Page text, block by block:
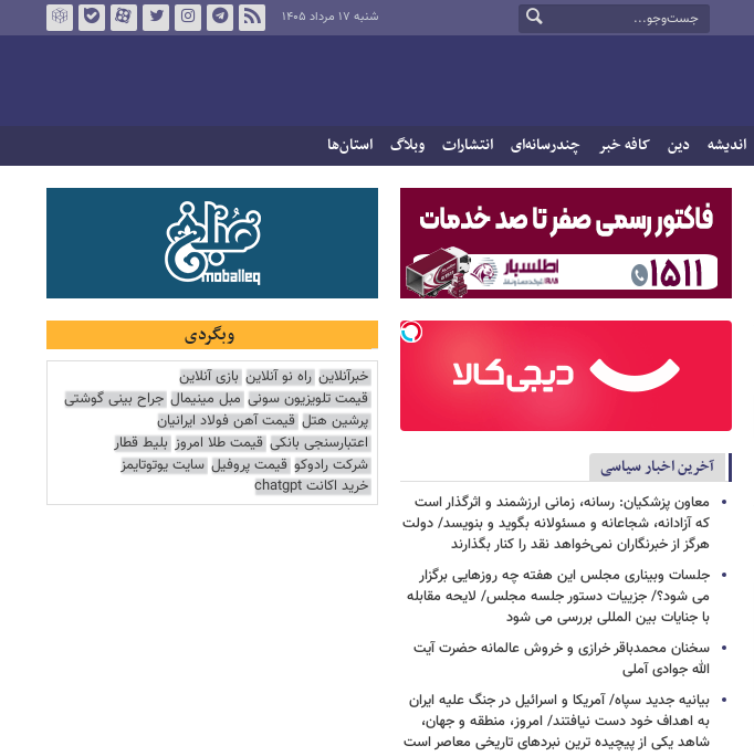
شنبه ۱۷ مرداد ۱۴۰۵
اندیشه دین کافه خبر چندرسانه‌ای انتشارات وبلاگ استان‌ها
آخرین اخبار سیاسی
معاون پزشکیان: رسانه، زمانی ارزشمند و اثرگذار است
که آزادانه، شجاعانه و مسئولانه بگوید و بنویسد/ دولت
هرگز از خبرنگاران نمی‌خواهد نقد را کنار بگذارند
جلسات وبیناری مجلس این هفته چه روزهایی برگزار
می شود؟/ جزییات دستور جلسه مجلس/ لایحه مقابله
با جنایات بین المللی بررسی می شود
سخنان محمدباقر خرازی و خروش عالمانه حضرت آیت
الله جوادی آملی
بیانیه جدید سپاه/ آمریکا و اسرائیل در جنگ علیه ایران
به اهداف خود دست نیافتند/ امروز، منطقه و جهان،
شاهد یکی از پیچیده ترین نبردهای تاریخی معاصر است
وبگردی
خبرآنلاین راه نو آنلاین بازی آنلاین
قیمت تلویزیون سونی مبل مینیمال جراح بینی گوشتی
پرشین هتل قیمت آهن فولاد ایرانیان
اعتبارسنجی بانکی قیمت طلا امروز بلیط قطار
شرکت رادوکو قیمت پروفیل سایت یوتوتایمز
خرید اکانت chatgpt